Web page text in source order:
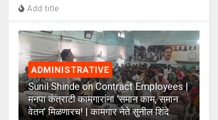
Add title
ADMINISTRATIVE
Sunil Shinde on Contract Employees |
मनपा कंत्राटी कामगारांना ‘समान काम, समान
वेतन’ मिळणारच! | कामगार नेते सुनील शिंदे